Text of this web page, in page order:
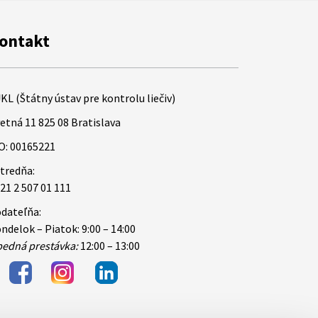
(Štátny ústav pre kontrolu liečiv)
11 825 08 Bratislava
00165221
2 507 01 111
– Piatok: 9:00 – 14:00
prestávka:12:00 – 13:00